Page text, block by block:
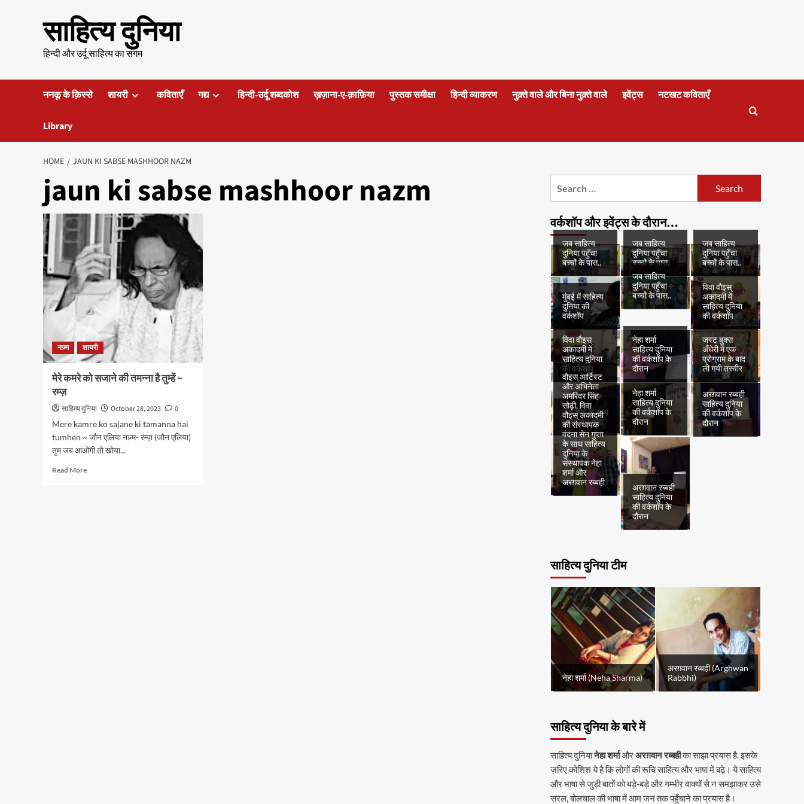
साहित्य दुनिया
हिन्दी और उर्दू साहित्य का संगम
ननकू के क़िस्से शायरी कविताएँ गद्य हिन्दी-उर्दू शब्दकोश ख़ज़ाना-ए-क़ाफ़िया पुस्तक समीक्षा हिन्दी व्याकरण नुक़्ते वाले और बिना नुक़्ते वाले इवेंट्स नटखट कविताएँ
Library
HOME JAUN KI SABSE MASHHOOR NAZM
jaun ki sabse mashhoor nazm
नज़्म शायरी
मेरे कमरे को सजाने की तमन्ना है तुम्हें ~
रम्ज़
साहित्य दुनिया October 28, 2023
0
Mere kamre ko sajane ki tamanna hai
tumhen ~ जौन एलिया नज़्म- रम्ज़ (जौन एलिया)
तुम जब आओगी तो खोया...
Read MoreRead
वर्कशॉप और इवेंट्स के दौरान…
जब साहित्य
दुनिया पहुँचा
बच्चों के पास..
जब साहित्य
दुनिया पहुँचा
बच्चों के पास..
जब साहित्य
दुनिया पहुँचा
बच्चों के पास..
मुंबई में साहित्य
दुनिया की
वर्कशॉप
जब साहित्य
दुनिया पहुँचा
बच्चों के पास..
विवा वौइस्
अकादमी में
साहित्य दुनिया
की वर्कशॉप
विवा वौइस्
अकादमी में
साहित्य दुनिया
की वर्कशॉप
नेहा शर्मा
साहित्य दुनिया
की वर्कशॉप के
दौरान
जस्ट बुक्स
अँधेरी में एक
प्रोग्राम के बाद
ली गयी तस्वीर
नेहा शर्मा के साथ
वंदना सेन गुप्ता
नेहा शर्मा
साहित्य दुनिया
की वर्कशॉप के
दौरान
अरग़वान रब्बही
साहित्य दुनिया
की वर्कशॉप के
दौरान
वौइस् आर्टिस्ट
और अभिनेता
अमरिंदर सिंह
सोढ़ी, विवा
वौइस् अकादमी
की संस्थापक
वंदना सेन गुप्ता
के साथ साहित्य
दुनिया के
संस्थापक नेहा
शर्मा और
अरग़वान रब्बही
अरग़वान रब्बही
साहित्य दुनिया
की वर्कशॉप के
दौरान
साहित्य दुनिया टीम
नेहा शर्मा (Neha Sharma)
अरग़वान रब्बही (Arghwan
Rabbhi)
साहित्य दुनिया के बारे में
साहित्य दुनियानेहा शर्माऔरअरग़वान रब्बहीका साझा प्रयास है. इसके
ज़रिए कोशिश ये है कि लोगों की रूचि साहित्य और भाषा में बढ़े। ये साहित्य
और भाषा से जुड़ी बातों को बड़े-बड़े और गम्भीर वाक्यों से न समझाकर उसे
सरल, बोलचाल की भाषा में आम जन तक पहुँचाने का प्रयास है।